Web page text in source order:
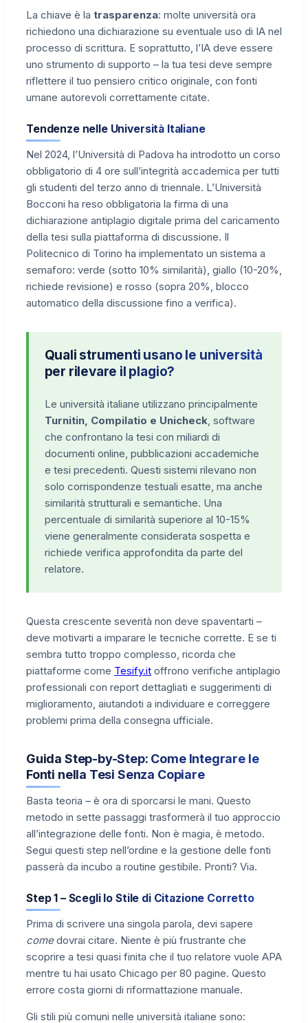
La chiave è la trasparenza: molte università ora
richiedono una dichiarazione su eventuale uso di IA nel
processo di scrittura. E soprattutto, l’IA deve essere
uno strumento di supporto – la tua tesi deve sempre
riflettere il tuo pensiero critico originale, con fonti
umane autorevoli correttamente citate.
Tendenze nelle Università Italiane
Nel 2024, l’Università di Padova ha introdotto un corso
obbligatorio di 4 ore sull’integrità accademica per tutti
gli studenti del terzo anno di triennale. L’Università
Bocconi ha reso obbligatoria la firma di una
dichiarazione antiplagio digitale prima del caricamento
della tesi sulla piattaforma di discussione. Il
Politecnico di Torino ha implementato un sistema a
semaforo: verde (sotto 10% similarità), giallo (10-20%,
richiede revisione) e rosso (sopra 20%, blocco
automatico della discussione fino a verifica).
Quali strumenti usano le università
per rilevare il plagio?
Le università italiane utilizzano principalmente
Turnitin, Compilatio e Unicheck, software
che confrontano la tesi con miliardi di
documenti online, pubblicazioni accademiche
e tesi precedenti. Questi sistemi rilevano non
solo corrispondenze testuali esatte, ma anche
similarità strutturali e semantiche. Una
percentuale di similarità superiore al 10-15%
viene generalmente considerata sospetta e
richiede verifica approfondita da parte del
relatore.
Questa crescente severità non deve spaventarti –
deve motivarti a imparare le tecniche corrette. E se ti
sembra tutto troppo complesso, ricorda che
piattaforme come Tesify.it offrono verifiche antiplagio
professionali con report dettagliati e suggerimenti di
miglioramento, aiutandoti a individuare e correggere
problemi prima della consegna ufficiale.
Guida Step-by-Step: Come Integrare le
Fonti nella Tesi Senza Copiare
Basta teoria – è ora di sporcarsi le mani. Questo
metodo in sette passaggi trasformerà il tuo approccio
all’integrazione delle fonti. Non è magia, è metodo.
Segui questi step nell’ordine e la gestione delle fonti
passerà da incubo a routine gestibile. Pronti? Via.
Step 1 – Scegli lo Stile di Citazione Corretto
Prima di scrivere una singola parola, devi sapere
comedovrai citare. Niente è più frustrante che
scoprire a tesi quasi finita che il tuo relatore vuole APA
mentre tu hai usato Chicago per 80 pagine. Questo
errore costa giorni di riformattazione manuale.
Gli stili più comuni nelle università italiane sono: